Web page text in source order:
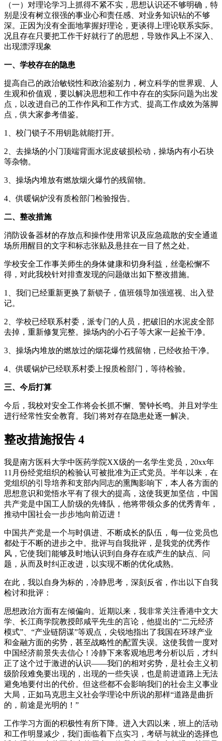
（一）对理论学习上抓得不紧不实，思想认识还不够明确，特
别是没有树立很强的事业心和责任感、对业务知识钻的不够
深。正因为没有全面地掌握好理论，更谈得上理论联系实际。
况且存在只要把工作干好就行了的思想，导致作风上不深入、
出现漂浮现象
一、学校存在的隐患
提高自己的政治敏锐性和政治鉴别力，树立科学的世界观、人
生观和价值观，要以解决思想和工作中存在的实际问题为出发
点，以改进自己的工作作风和工作方式、提高工作成效为落脚
点，供大家参考借鉴。
1、校门锁子不用钥匙就能打开。
2、去操场的小门顶端背面水泥皮破损松动，操场内有小石块
等杂物。
3、操场内堆放有燃放烟火爆竹的残留物。
4、供暖锅炉没有质检部门检验报告。
二、整改措施
消防设备器材的存放点和操作使用常识及应急疏散的安全通道
场所用醒目的文字和标志张贴及悬挂在一目了然之处。
学校安全工作事关师生的身体健康和切身利益，丝毫松懈不
得，对此我校针对排查发现的问题做出如下整改措施。
1、我们已经重新更换了新锁子，值班领导加强巡视、出入登
记。
2、学校已经联系村委，派专门的人员，把破旧的水泥皮全部
去掉，重新修复完整。操场内的小石子等大家一起捡干净。
3、操场内堆放的燃放过的烟花爆竹残留物，已经收拾干净。
4、供暖锅炉已经联系村委上报质检部门，等待检验。
三、今后打算
今后，我校对安全工作将会长抓不懈、警钟长鸣。并且对学生
进行经常性安全教育。我们将对存在隐患处逐一解决。
整改措施报告 4
我是南方医科大学中医药学院XX级的一名学生党员，20xx年
11月份经党组织的检验认可被批准为正式党员。半年以来，在
党组织的引导培养和支部内同志的熏陶影响下，本人各方面的
思想意识和觉悟水平有了很大的提高，这使我更加坚信，中国
共产党是中国工人阶级的先锋队，他将带领众多的优秀青年，
推动中国社会一步步地向前迈进！
中国共产党是一个与时俱进、不断成长的队伍，每一位党员也
都处于不断的进步之中。批评与自我批评，是我党的优秀作
风，它使我们能够及时地认识到自身存在或产生的缺点、问
题，从而及时纠正改进，以实现不断的优化成熟。
在此，我以自身为标的，冷静思考，深刻反省，作出以下自我
检讨和批评：
思想政治方面有左倾偏向。近期以来，我非常关注香港中文大
学、长江商学院教授郎咸平先生的言论，他提出的“二元经济
模式”、“产业链阴谋”等观点，尖锐地指出了我国在环球产业
和金融方面的劣势，甚至战略性的配置失误。这使我曾一度对
中国经济前景失去信心！冷静下来客观地思考分析以后，才纠
正了这个过于激进的认识——我们的相对劣势，是社会主义初
级阶段难免要出现的，出现的一些失误，也是前进道路上无法
避免地要付出的代价。但这些都不会影响我们的社会主义事业
大局，正如马克思主义社会学理论中所说的那样“道路是曲折
的，前途是光明的！”
工作学习方面的积极性有所下降。进入大四以来，班上的活动
和工作明显减少，我们面临着下点实习，考研与就业的选择也